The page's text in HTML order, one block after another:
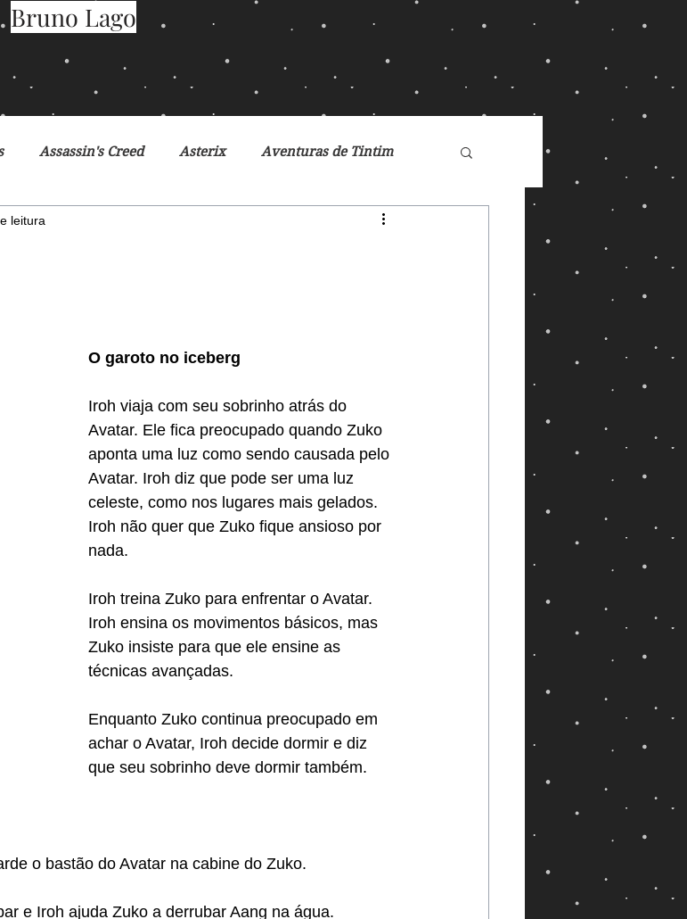
Assassin's Creed Asterix Aventuras de Tintim
Crônicas de Gelo e Fogo
Fox Fronteiras do Universo
Jogos Vorazes Livros LucasFilm Mad Max
leitura
O garoto no iceberg
Iroh viaja com seu sobrinho atrás do
Avatar. Ele fica preocupado quando Zuko
aponta uma luz como sendo causada pelo
Avatar. Iroh diz que pode ser uma luz
celeste, como nos lugares mais gelados.
Iroh não quer que Zuko fique ansioso por
nada.
Iroh treina Zuko para enfrentar o Avatar.
Iroh ensina os movimentos básicos, mas
Zuko insiste para que ele ensine as
técnicas avançadas.
Enquanto Zuko continua preocupado em
achar o Avatar, Iroh decide dormir e diz
que seu sobrinho deve dormir também.
o bastão do Avatar na cabine do Zuko.
e Iroh ajuda Zuko a derrubar Aang na água.
Bruno Lago